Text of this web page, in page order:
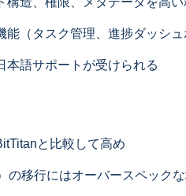
能（タスク管理、進捗ダッシ
本語サポートが受けられる
と比較して高め
の移行にはオーバースペック